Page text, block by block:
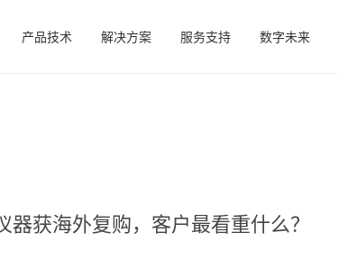
产品技术 解决方案 服务支持 数字未来
器获海外复购，客户最看重什么？